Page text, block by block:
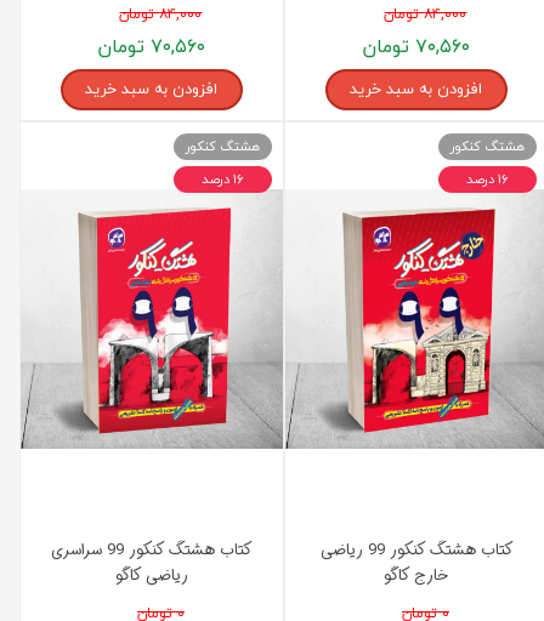
۸۴,۰۰۰ تومان
۷۰,۵۶۰ تومان
افزودن به سبد خرید
۸۴,۰۰۰ تومان
۷۰,۵۶۰ تومان
افزودن به سبد خرید
کتاب هشتگ کنکور 99 ریاضی
خارج کاگو
۰ تومان
هشتگ کنکور
۱۶ درصد
کتاب هشتگ کنکور 99 سراسری
ریاضی کاگو
۰ تومان
هشتگ کنکور
۱۶ درصد